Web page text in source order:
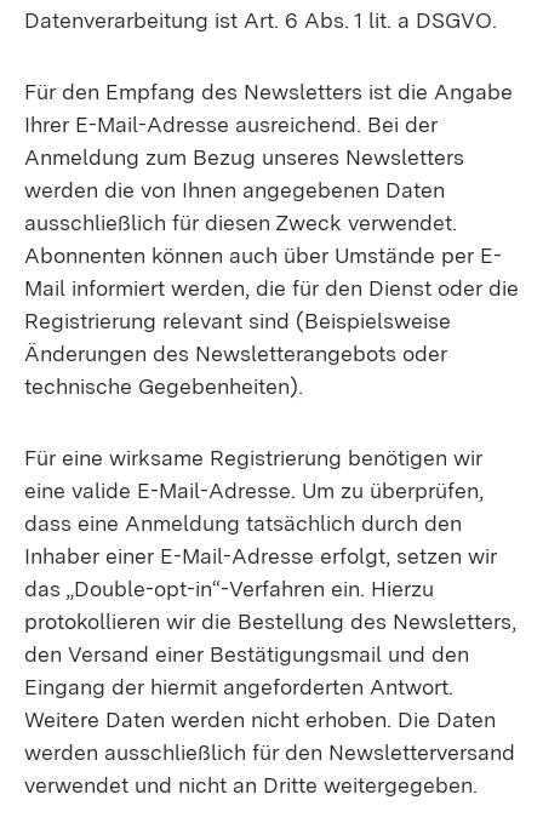
Datenverarbeitung ist Art. 6 Abs. 1 lit. a DSGVO.
Für den Empfang des Newsletters ist die Angabe
Ihrer E-Mail-Adresse ausreichend. Bei der
Anmeldung zum Bezug unseres Newsletters
werden die von Ihnen angegebenen Daten
ausschließlich für diesen Zweck verwendet.
Abonnenten können auch über Umstände per E-
Mail informiert werden, die für den Dienst oder die
Registrierung relevant sind (Beispielsweise
Änderungen des Newsletterangebots oder
technische Gegebenheiten).
Für eine wirksame Registrierung benötigen wir
eine valide E-Mail-Adresse. Um zu überprüfen,
dass eine Anmeldung tatsächlich durch den
Inhaber einer E-Mail-Adresse erfolgt, setzen wir
das „Double-opt-in“-Verfahren ein. Hierzu
protokollieren wir die Bestellung des Newsletters,
den Versand einer Bestätigungsmail und den
Eingang der hiermit angeforderten Antwort.
Weitere Daten werden nicht erhoben. Die Daten
werden ausschließlich für den Newsletterversand
verwendet und nicht an Dritte weitergegeben.